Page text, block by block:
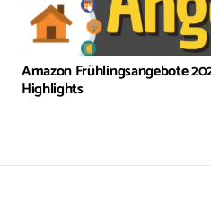
Amazon Frühlingsangebote
Highlights